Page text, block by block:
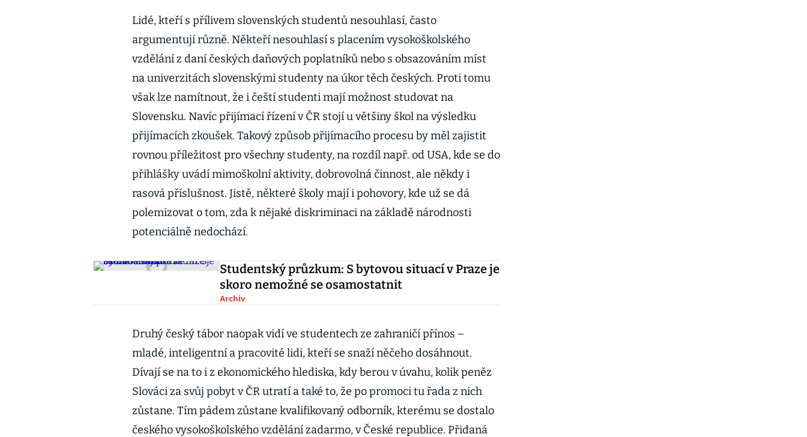
Lidé, kteří s přílivem slovenských studentů nesouhlasí, často
argumentují různě. Někteří nesouhlasí s placením vysokoškolského
vzdělání z daní českých daňových poplatníků nebo s obsazováním míst
na univerzitách slovenskými studenty na úkor těch českých. Proti tomu
však lze namítnout, že i čeští studenti mají možnost studovat na
Slovensku. Navíc přijímací řízení v ČR stojí u většiny škol na výsledku
přijímacích zkoušek. Takový způsob přijímacího procesu by měl zajistit
rovnou příležitost pro všechny studenty, na rozdíl např. od USA, kde se do
přihlášky uvádí mimoškolní aktivity, dobrovolná činnost, ale někdy i
rasová příslušnost. Jistě, některé školy mají i pohovory, kde už se dá
polemizovat o tom, zda k nějaké diskriminaci na základě národnosti
potenciálně nedochází.
Studentský průzkum: S bytovou situací v Praze je
skoro nemožné se osamostatnit
Archiv
Druhý český tábor naopak vidí ve studentech ze zahraničí přínos –
mladé, inteligentní a pracovité lidi, kteří se snaží něčeho dosáhnout.
Dívají se na to i z ekonomického hlediska, kdy berou v úvahu, kolik peněz
Slováci za svůj pobyt v ČR utratí a také to, že po promoci tu řada z nich
zůstane. Tím pádem zůstane kvalifikovaný odborník, kterému se dostalo
českého vysokoškolského vzdělání zadarmo, v České republice. Přidaná